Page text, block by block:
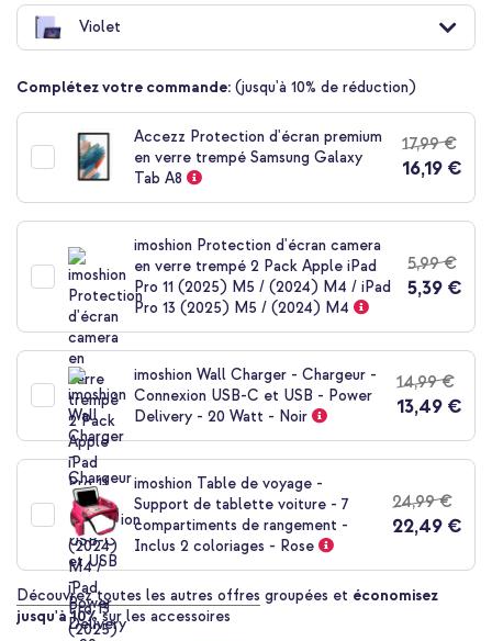
au
début
de
Galerie
d’images
Violet
Complétez votre commande: (jusqu'à 10% de réduction)
Accezz Protection d'écran premium
en verre trempé Samsung Galaxy
Tab A8
17,99 €
16,19 €
imoshion Protection d'écran camera
en verre trempé 2 Pack Apple iPad
Pro 11 (2025) M5 / (2024) M4 / iPad
Pro 13 (2025) M5 / (2024) M4
5,99 €
5,39 €
imoshion Wall Charger - Chargeur -
Connexion USB-C et USB - Power
Delivery - 20 Watt - Noir
14,99 €
13,49 €
imoshion Table de voyage -
Support de tablette voiture - 7
compartiments de rangement -
Inclus 2 coloriages - Rose
24,99 €
22,49 €
Découvrez toutes les autres offres groupées et économisez
jusqu'à 10%sur les accessoires